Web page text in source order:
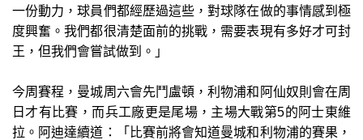
一份動力，球員們都經歷過這些，對球隊在做的事情感到極
度興奮。我們都很清楚面前的挑戰，需要表現有多好才可封
王，但我們會嘗試做到。」
今周賽程，曼城周六會先鬥盧頓，利物浦和阿仙奴則會在周
日才有比賽，而兵工廠更是尾場，主場大戰第5的阿士東維
拉。阿迪達續道：「比賽前將會知道曼城和利物浦的賽果，